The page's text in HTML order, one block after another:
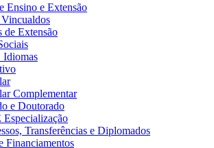
Ensino e Extensão
Vincualdos
de Extensão
Complementar
e Doutorado
Transferências e Diplomados
Financiamentos